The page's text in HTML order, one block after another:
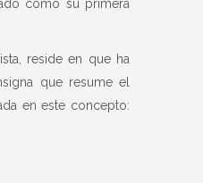
como su primera
reside en que ha
que resume el
en este concepto: